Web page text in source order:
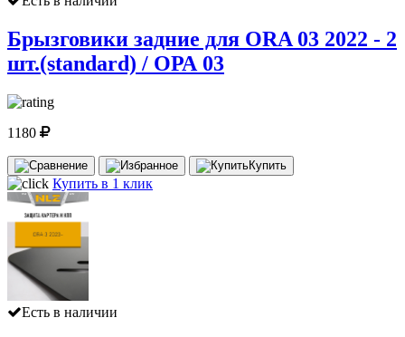
Брызговики задние для ORA 03 2022 - 2
шт.(standard) / ОРА 03
1180
Купить
Купить в 1 клик
Есть в наличии